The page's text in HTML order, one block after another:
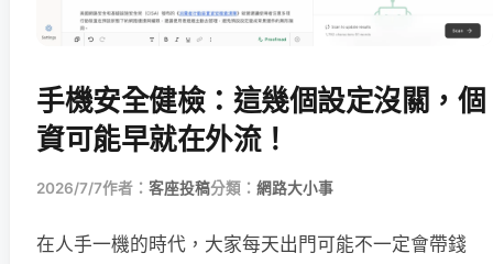
手機安全健檢：這幾個設定沒關，個
資可能早就在外流！
2026/7/7作者： 客座投稿分類： 網路大小事
在人手一機的時代，大家每天出門可能不一定會帶錢